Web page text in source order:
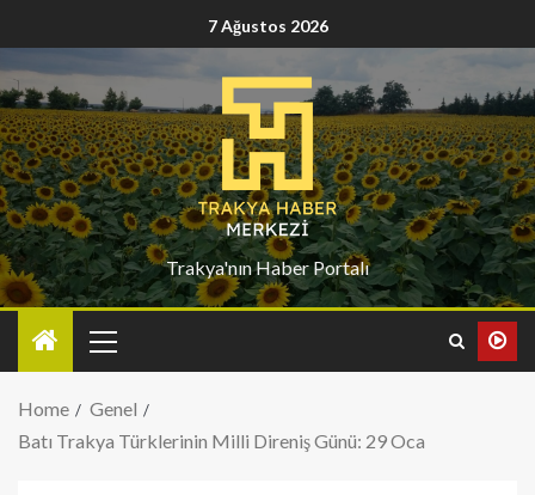
7 Ağustos 2026
Trakya'nın Haber Portalı
Home
Genel
Batı Trakya Türklerinin Milli Direniş Günü: 29 Oca